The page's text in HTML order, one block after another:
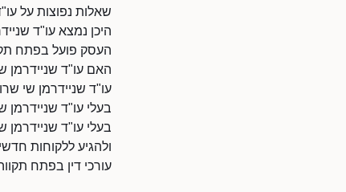
שאלות נפוצות על
היכן נמצא עו"ד
העסק פועל בפתח
האם עו"ד שניידרמן
עו"ד שניידרמן שי
בעלי עו"ד שניידרמן
בעלי עו"ד שניידרמן
ולהגיע ללקוחות
עורכי דין בפתח